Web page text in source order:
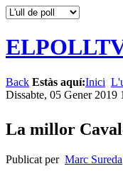
Back Estàs aquí:Inici
Dissabte, 05 Gener 2019
La millor
Publicat per Marc Sureda